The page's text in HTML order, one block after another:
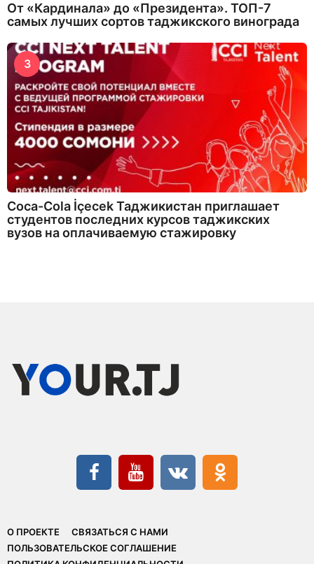
От «Кардинала» до «Президента». ТОП-7
самых лучших сортов таджикского винограда
3
Coca-Cola İçecek Таджикистан приглашает
студентов последних курсов таджикских
вузов на оплачиваемую стажировку
О ПРОЕКТЕ
СВЯЗАТЬСЯ С НАМИ
ПОЛЬЗОВАТЕЛЬСКОЕ СОГЛАШЕНИЕ